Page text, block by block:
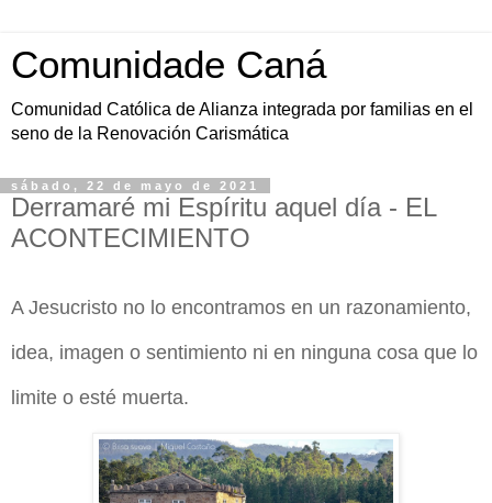
Comunidade Caná
Comunidad Católica de Alianza integrada por familias en el
seno de la Renovación Carismática
sábado, 22 de mayo de 2021
Derramaré mi Espíritu aquel día - EL
ACONTECIMIENTO
A Jesucristo no lo encontramos en un razonamiento,
idea, imagen o sentimiento ni en ninguna cosa que lo
limite o esté muerta.